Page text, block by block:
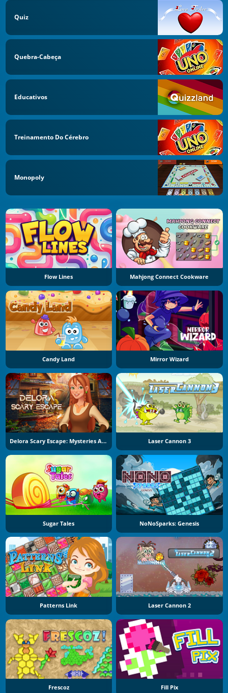
Quiz
Quebra-Cabeça
Educativos
Treinamento Do Cérebro
Monopoly
Flow Lines Mahjong Connect Cookware
Candy Land Mirror Wizard
Delora Scary Escape: Mysteries Adventure Laser Cannon 3
Sugar Tales NoNoSparks: Genesis
Patterns Link Laser Cannon 2
Frescoz Fill Pix